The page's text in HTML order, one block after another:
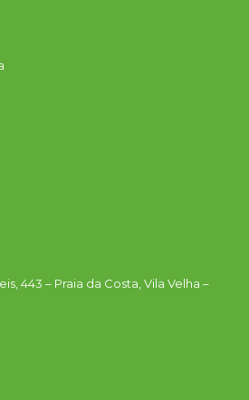
443 – Praia da Costa, Vila Velha –